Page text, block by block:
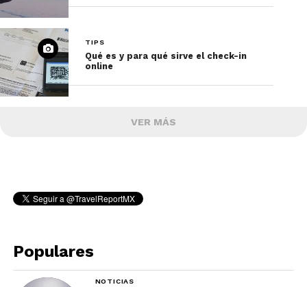
TIPS
Qué es y para qué sirve el check-in
online
VER MÁS
Populares
NOTICIAS